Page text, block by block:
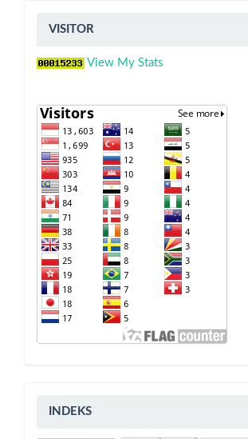
VISITOR
VISITOR
View My Stats
indeks
INDEKS